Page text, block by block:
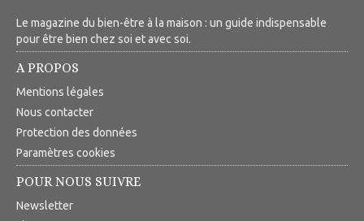
Le magazine du bien-être à la maison : un guide indispensable
pour être bien chez soi et avec soi.
A PROPOS
Mentions légales
Nous contacter
Protection des données
Paramètres cookies
POUR NOUS SUIVRE
Newsletter